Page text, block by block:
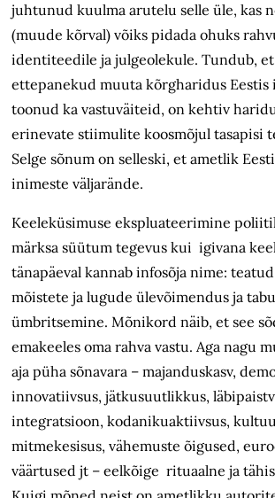
juhtunud kuulma arutelu selle üle, kas
(muude kõrval) võiks pidada ohuks
identiteedile ja julgeolekule. Tundub,
ettepanekud muuta kõrgharidus Eestis
toonud ka vastuväiteid, on kehtiv
erinevate stiimulite koosmõjul tasapisi
Selge sõnum on selleski, et ametlik
inimeste väljarände.
Keeleküsimuse ekspluateerimine
märksa süütum tegevus kui igivana
tänapäeval kannab infosõja nime:
mõistete ja lugude ülevõimendus ja
ümbritsemine. Mõnikord näib, et see
emakeeles oma rahva vastu. Aga nagu
aja püha sõnavara – majanduskasv,
innovatiivsus, jätkusuutlikkus,
integratsioon, kodanikuaktiivsus,
mitmekesisus, vähemuste õigused,
väärtused jt – eelkõige rituaalne ja